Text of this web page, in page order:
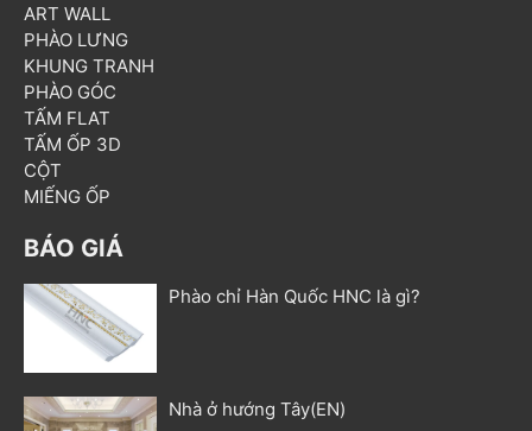
ART WALL
PHÀO LƯNG
KHUNG TRANH
PHÀO GÓC
TẤM FLAT
TẤM ỐP 3D
CỘT
MIẾNG ỐP
BÁO GIÁ
Phào chỉ Hàn Quốc HNC là gì?
Nhà ở hướng Tây(EN)